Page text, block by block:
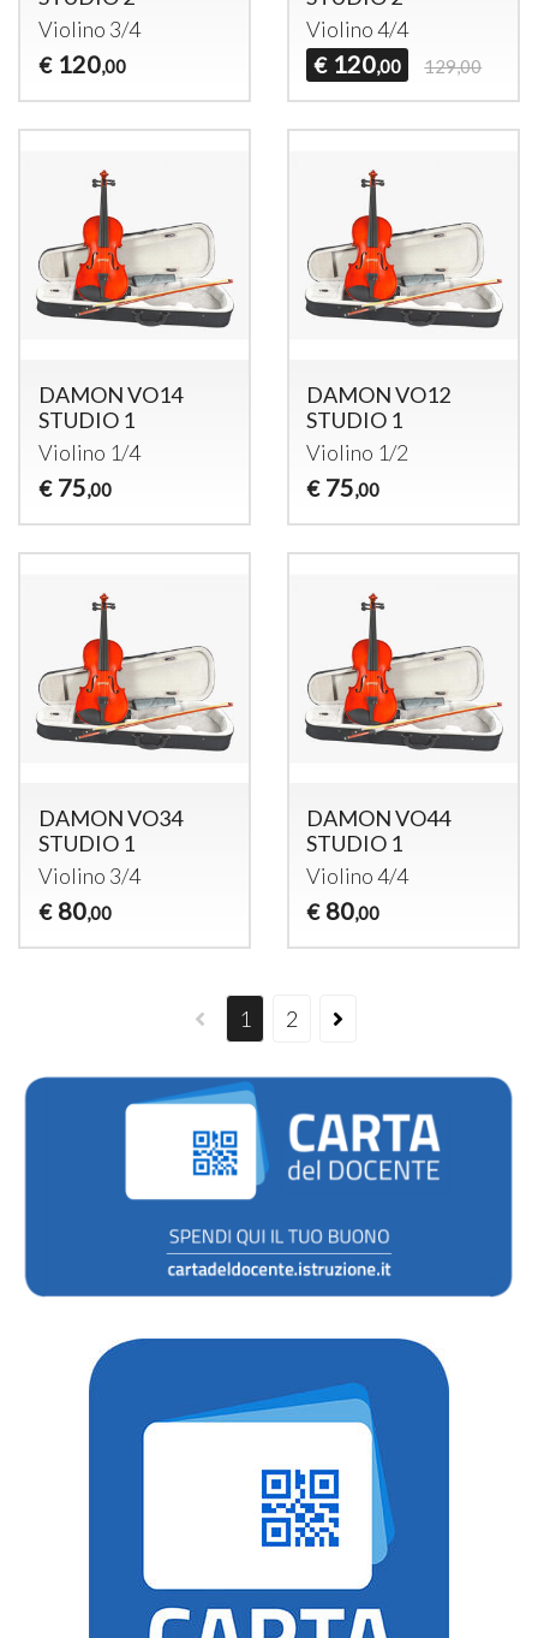
Violino 3/4
€ 120,00
Violino 4/4
€ 120,00 129,00
DAMON VO14
STUDIO 1
Violino 1/4
€ 75,00
DAMON VO12
STUDIO 1
Violino 1/2
€ 75,00
DAMON VO34
STUDIO 1
Violino 3/4
€ 80,00
DAMON VO44
STUDIO 1
Violino 4/4
€ 80,00
1 2